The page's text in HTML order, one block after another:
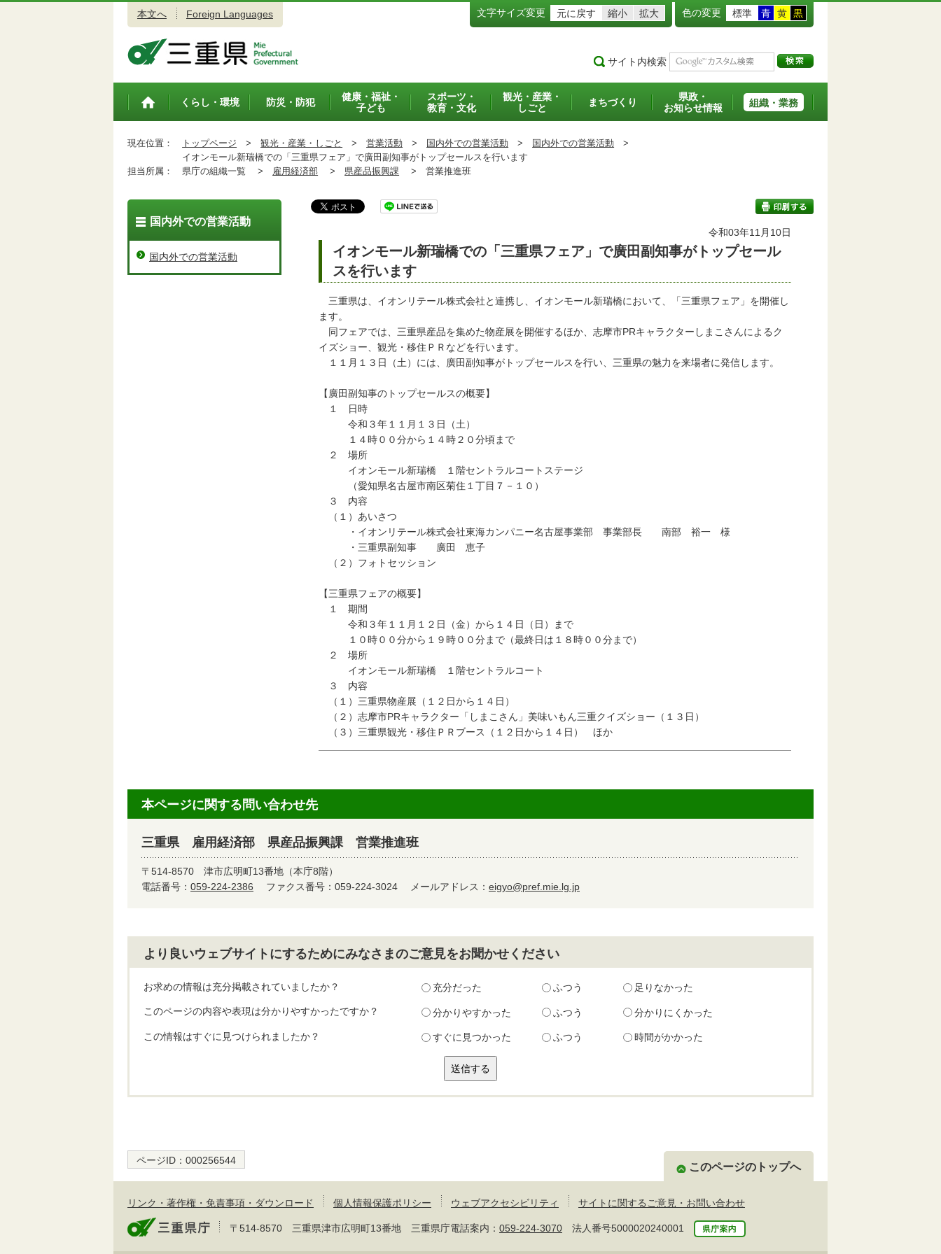
本文へ Foreign Languages 文字サイズ変更 元に戻す 縮小 拡大 色の変更 標準 青 黄 黒
サイト内検索
トップペ
くらし・環境 防災・防犯
健康・福祉・
子ども
スポーツ・
教育・文化
観光・産業・
しごと
まちづくり
県政・
お知らせ情報
組織・業務
現在位置： トップページ > 観光・産業・しごと > 営業活動 > 国内外での営業活動 > 国内外での営業活動 >
イオンモール新瑞橋での「三重県フェア」で廣田副知事がトップセールスを行います
担当所属：
県庁の組織一覧 > 雇用経済部 > 県産品振興課 > 営業推進班
令和03年11月10日
イオンモール新瑞橋での「三重県フェア」で廣田副知事がトップセール
スを行います
三重県は、イオンリテール株式会社と連携し、イオンモール新瑞橋において、「三重県フェア」を開催し
ます。
同フェアでは、三重県産品を集めた物産展を開催するほか、志摩市PRキャラクターしまこさんによるク
イズショー、観光・移住ＰＲなどを行います。
１１月１３日（土）には、廣田副知事がトップセールスを行い、三重県の魅力を来場者に発信します。
【廣田副知事のトップセールスの概要】
１ 日時
令和３年１１月１３日（土）
１４時００分から１４時２０分頃まで
２ 場所
イオンモール新瑞橋 １階セントラルコートステージ
（愛知県名古屋市南区菊住１丁目７－１０）
３ 内容
（１）あいさつ
・イオンリテール株式会社東海カンパニー名古屋事業部 事業部長 南部 裕一 様
・三重県副知事 廣田 恵子
（２）フォトセッション
【三重県フェアの概要】
１ 期間
令和３年１１月１２日（金）から１４日（日）まで
１０時００分から１９時００分まで（最終日は１８時００分まで）
２ 場所
イオンモール新瑞橋 １階セントラルコート
３ 内容
（１）三重県物産展（１２日から１４日）
（２）志摩市PRキャラクター「しまこさん」美味いもん三重クイズショー（１３日）
（３）三重県観光・移住ＰＲブース（１２日から１４日） ほか
国内外での営業活動
国内外での営業活動
本ページに関する問い合わせ先
三重県 雇用経済部 県産品振興課 営業推進班
〒514-8570 津市広明町13番地（本庁8階）
電話番号： 059-224-2386 ファクス番号：059-224-3024 メールアドレス： eigyo@pref.mie.lg.jp
より良いウェブサイトにするためにみなさまのご意見をお聞かせください
お求めの情報は充分掲載されていましたか？ 充分だった ふつう 足りなかった
このページの内容や表現は分かりやすかったですか？ 分かりやすかった ふつう 分かりにくかった
この情報はすぐに見つけられましたか？ すぐに見つかった ふつう 時間がかかった
ページID： 000256544
このページのトップへ
リンク・著作権・免責事項・ダウンロード 個人情報保護ポリシー ウェブアクセシビリティ サイトに関するご意見・お問い合わせ
〒514-8570 三重県津市広明町13番地 三重県庁電話案内： 059-224-3070 法人番号5000020240001